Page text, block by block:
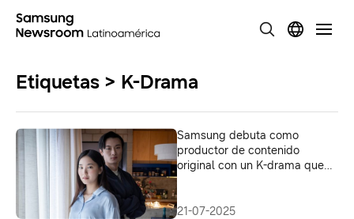
Etiquetas > K-Drama
Samsung debuta como
productor de contenido
original con un K-drama que
marca
21-07-2025